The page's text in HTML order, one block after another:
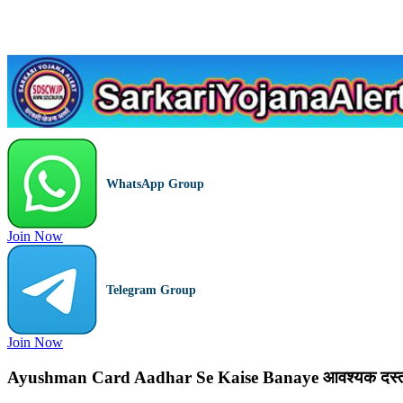
WhatsApp Group
Join Now
Telegram Group
Join Now
Ayushman Card Aadhar Se Kaise Banaye आवश्यक